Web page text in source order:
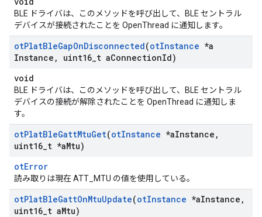
BLE ドライバは、このメソッドを呼び出して、BLE セントラル
デバイスが接続されたことを OpenThread に通知します。
otPlatBleGapOnDisconnected(otInstance *a
Instance , uint16 t aConnectionId)
void
BLE ドライバは、このメソッドを呼び出して、BLE セントラル
デバイスの接続が解除されたことを OpenThread に通知しま
す。
otPlatBleGattMtuGet(otInstance *aInstance ,
uint16 t *aMtu)
otError
読み取りは現在 ATT_MTU の値を使用している。
otPlatBleGattOnMtuUpdate(otInstance *aInstance ,
uint16 t aMtu)